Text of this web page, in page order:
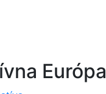
Európa